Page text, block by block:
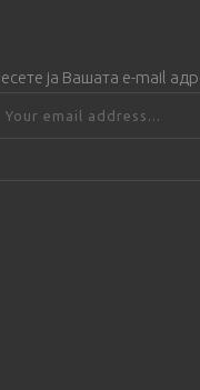
ја Вашата е-mail